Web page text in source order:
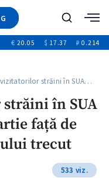
Ştiri
Video
Special
Blog
ZdGust
€ 20.05 $ 17.37 ₽ 0.214
străini în SUA…
în SUA
față de
trecut
533 viz.